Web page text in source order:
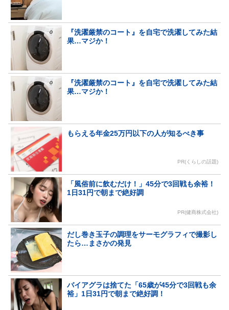
『洗濯厳禁のコート』を自宅で洗濯してみた結
果…マジか！
『洗濯厳禁のコート』を自宅で洗濯してみた結
果…マジか！
もらえる年金25万円以下の人が知るべき事
PR(くらしの話題)
「風俗前に飲むだけ！」45分で3回戦も余裕！
1日31円で朝まで絶好調
PR(健商株式会社)
だし巻き玉子の調理をサーモグラフィで撮影し
たら…まさかの発見
バイアグラは捨てた「65歳が45分で3回戦も余
裕」1日31円で朝まで絶好調！